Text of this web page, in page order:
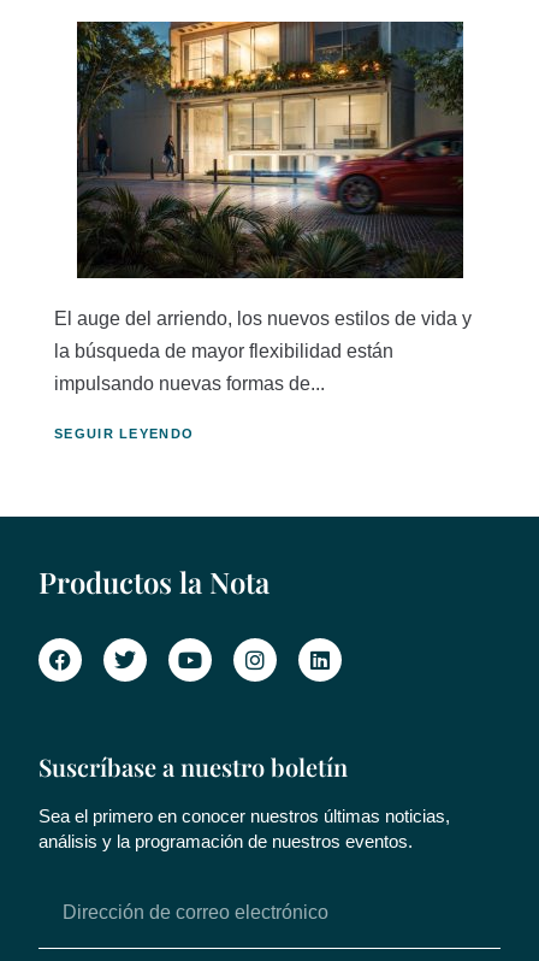
El auge del arriendo, los nuevos estilos de vida y
la búsqueda de mayor flexibilidad están
impulsando nuevas formas de...
SEGUIR LEYENDO
Productos la Nota
Suscríbase a nuestro boletín
Sea el primero en conocer nuestros últimas noticias,
análisis y la programación de nuestros eventos.